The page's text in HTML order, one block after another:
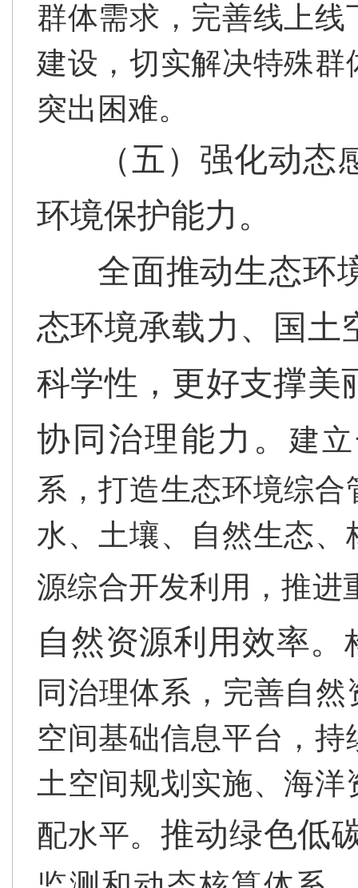
群体需求，完善线上
建设，切实解决特殊
突出困难。
（五）强化动
环境保护能力。
全面推动生态环
态环境承载力、国土
科学性，更好支撑美
协同治理能力。 建
系，打造生态环境综
水、土壤、自然生态
源综合开发利用，推进
自然资源利用效率。
同治理体系，完善自
空间基础信息平台，
土空间规划实施、海
配水平。推动绿色低